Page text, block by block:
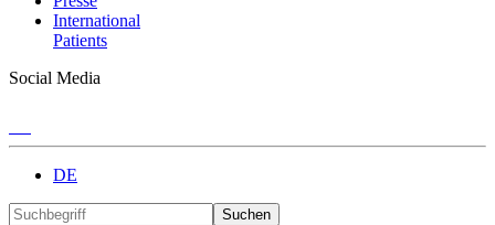
International
Patients
Social Media
DE
Suchen